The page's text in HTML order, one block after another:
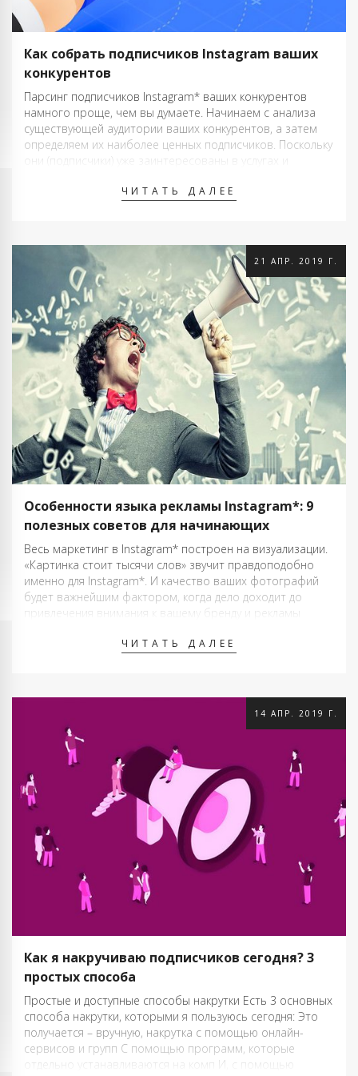
Как собрать подписчиков Instagram ваших
конкурентов
Парсинг подписчиков Instagram* ваших конкурентов
намного проще, чем вы думаете. Начинаем с анализа
существующей аудитории ваших конкурентов, а затем
определяем их наиболее ценных подписчиков. Поскольку
они (подписчики) уже заинтересованы в услугах и
могут перекочевать к вам, но и, возможно, превратятся
ЧИТАТЬ ДАЛЕЕ
21 АПР. 2019 Г.
Особенности языка рекламы Instagram*: 9
полезных советов для начинающих
Весь маркетинг в Instagram* построен на визуализации.
«Картинка стоит тысячи слов» звучит правдоподобно
именно для Instagram*. И качество ваших фотографий
будет важнейшим фактором, когда дело доходит до
привлечения внимания к вашему бренду и рекламы
заканчивается, даже когда вы сделали красивую
ЧИТАТЬ ДАЛЕЕ
14 АПР. 2019 Г.
Как я накручиваю подписчиков сегодня? 3
простых способа
Простые и доступные способы накрутки Есть 3 основных
способа накрутки, которыми я пользуюсь сегодня: Это
получается – вручную, накрутка с помощью онлайн-
сервисов и групп С помощью программ, которые
отдельно устанавливаются на комп И, с помощью